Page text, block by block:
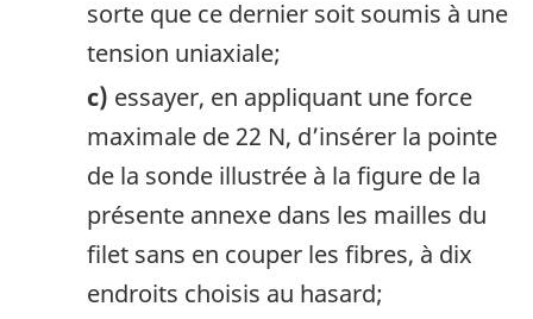
sorte que ce dernier soit soumis à une
tension uniaxiale;
c) essayer, en appliquant une force
maximale de 22 N, d’insérer la pointe
de la sonde illustrée à la figure de la
présente annexe dans les mailles du
filet sans en couper les fibres, à dix
endroits choisis au hasard;